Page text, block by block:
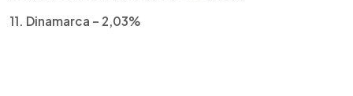
11. Dinamarca – 2,03%